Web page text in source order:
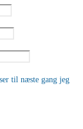
til næste gang jeg